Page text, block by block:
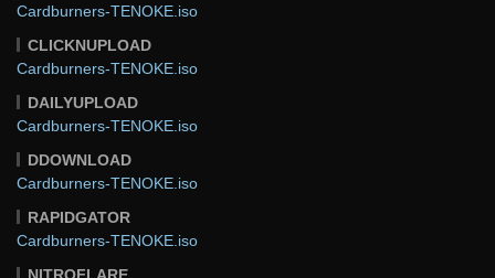
Cardburners-TENOKE.iso
CLICKNUPLOAD
Cardburners-TENOKE.iso
DAILYUPLOAD
Cardburners-TENOKE.iso
DDOWNLOAD
Cardburners-TENOKE.iso
RAPIDGATOR
Cardburners-TENOKE.iso
NITROFLARE